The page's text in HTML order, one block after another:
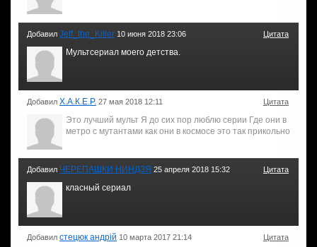
Добавил Jeff_the_Killer 10 июня 2018 23:06 Цитата
Мультсериал моего детства.
Добавил Х.А.К.Е.Р. 27 мая 2018 12:11 Цитата
Это лучший мульт Я до сих пор люблю серии Где они в
метро с мутантами как они в космосе это так прикольно
Добавил ЧЕРЕПАШКИ НИНДЗЯ 25 апреля 2018 15:32 Цитата
класный сериал
Добавил стецюк андрій 10 марта 2017 21:14 Цитата